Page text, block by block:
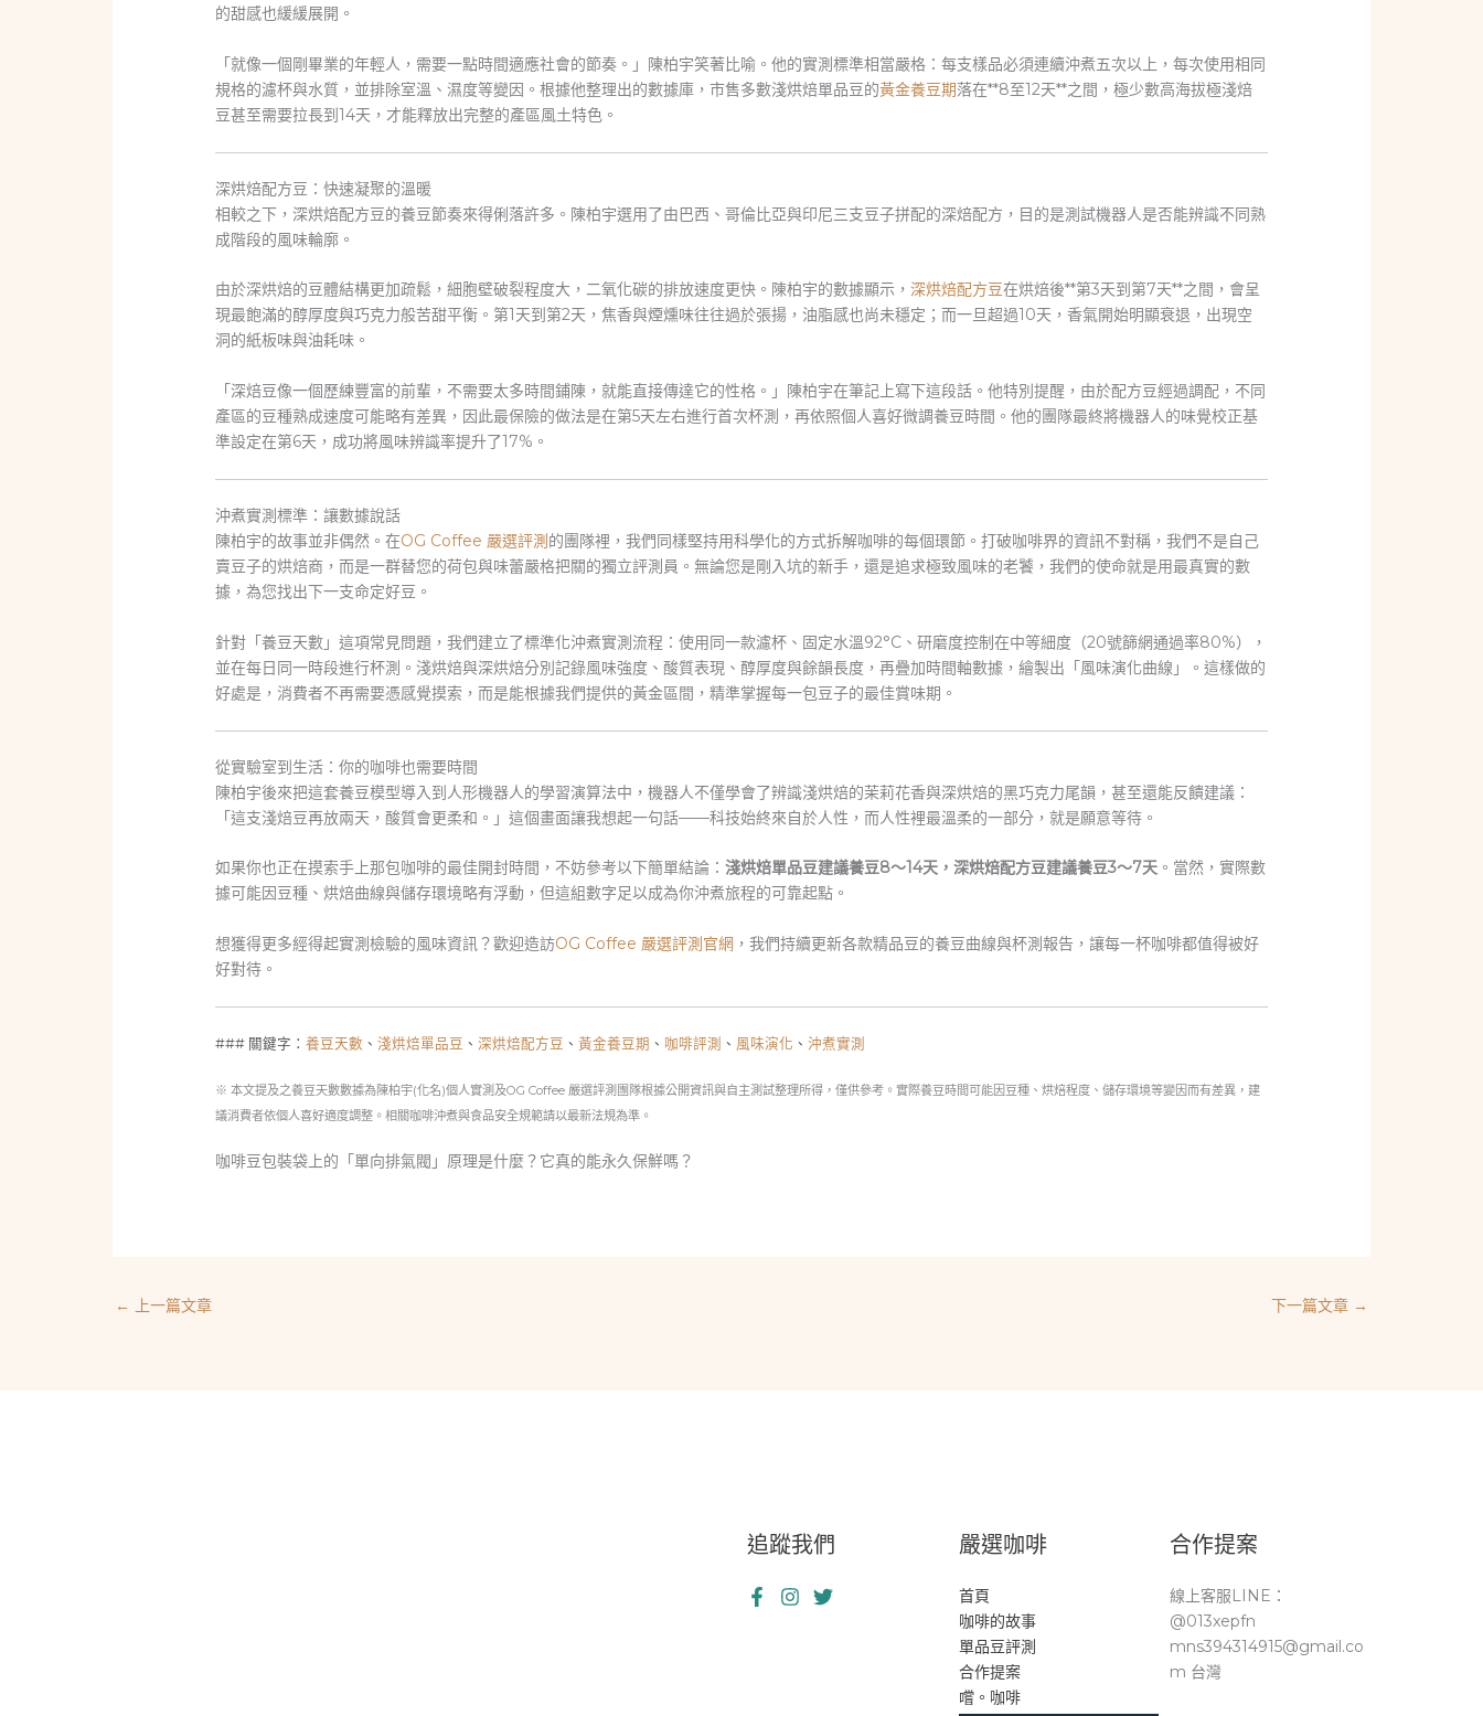
的甜感也緩緩展開。
「就像一個剛畢業的年輕人，需要一點時間適應社會的節奏。」陳柏宇笑著比喻。他的實測標準相當嚴格：每支樣品必須連續沖煮五次以上，每次使用相同
規格的濾杯與水質，並排除室溫、濕度等變因。根據他整理出的數據庫，市售多數淺烘焙單品豆的黃金養豆期落在**8至12天**之間，極少數高海拔極淺焙
豆甚至需要拉長到14天，才能釋放出完整的產區風土特色。
深烘焙配方豆：快速凝聚的溫暖
相較之下，深烘焙配方豆的養豆節奏來得俐落許多。陳柏宇選用了由巴西、哥倫比亞與印尼三支豆子拼配的深焙配方，目的是測試機器人是否能辨識不同熟
成階段的風味輪廓。
由於深烘焙的豆體結構更加疏鬆，細胞壁破裂程度大，二氧化碳的排放速度更快。陳柏宇的數據顯示，深烘焙配方豆在烘焙後**第3天到第7天**之間，會呈
現最飽滿的醇厚度與巧克力般苦甜平衡。第1天到第2天，焦香與煙燻味往往過於張揚，油脂感也尚未穩定；而一旦超過10天，香氣開始明顯衰退，出現空
洞的紙板味與油耗味。
「深焙豆像一個歷練豐富的前輩，不需要太多時間鋪陳，就能直接傳達它的性格。」陳柏宇在筆記上寫下這段話。他特別提醒，由於配方豆經過調配，不同
產區的豆種熟成速度可能略有差異，因此最保險的做法是在第5天左右進行首次杯測，再依照個人喜好微調養豆時間。他的團隊最終將機器人的味覺校正基
準設定在第6天，成功將風味辨識率提升了17%。
沖煮實測標準：讓數據說話
陳柏宇的故事並非偶然。在OG Coffee 嚴選評測的團隊裡，我們同樣堅持用科學化的方式拆解咖啡的每個環節。打破咖啡界的資訊不對稱，我們不是自己
賣豆子的烘焙商，而是一群替您的荷包與味蕾嚴格把關的獨立評測員。無論您是剛入坑的新手，還是追求極致風味的老饕，我們的使命就是用最真實的數
據，為您找出下一支命定好豆。
針對「養豆天數」這項常見問題，我們建立了標準化沖煮實測流程：使用同一款濾杯、固定水溫92°C、研磨度控制在中等細度（20號篩網通過率80%），
並在每日同一時段進行杯測。淺烘焙與深烘焙分別記錄風味強度、酸質表現、醇厚度與餘韻長度，再疊加時間軸數據，繪製出「風味演化曲線」。這樣做的
好處是，消費者不再需要憑感覺摸索，而是能根據我們提供的黃金區間，精準掌握每一包豆子的最佳賞味期。
從實驗室到生活：你的咖啡也需要時間
陳柏宇後來把這套養豆模型導入到人形機器人的學習演算法中，機器人不僅學會了辨識淺烘焙的茉莉花香與深烘焙的黑巧克力尾韻，甚至還能反饋建議：
「這支淺焙豆再放兩天，酸質會更柔和。」這個畫面讓我想起一句話——科技始終來自於人性，而人性裡最溫柔的一部分，就是願意等待。
如果你也正在摸索手上那包咖啡的最佳開封時間，不妨參考以下簡單結論：淺烘焙單品豆建議養豆8～14天，深烘焙配方豆建議養豆3～7天 。當然，實際數
據可能因豆種、烘焙曲線與儲存環境略有浮動，但這組數字足以成為你沖煮旅程的可靠起點。
想獲得更多經得起實測檢驗的風味資訊？歡迎造訪OG Coffee 嚴選評測官網 ，我們持續更新各款精品豆的養豆曲線與杯測報告，讓每一杯咖啡都值得被好
好對待。
### 關鍵字：養豆天數 、淺烘焙單品豆 、深烘焙配方豆 、黃金養豆期 、 咖啡評測 、 風味演化 、沖煮實測
※ 本文提及之養豆天數數據為陳柏宇(化名)個人實測及OG Coffee 嚴選評測團隊根據公開資訊與自主測試整理所得，僅供參考。實際養豆時間可能因豆種、烘焙程度、儲存環境等變因而有差異，建
議消費者依個人喜好適度調整。相關咖啡沖煮與食品安全規範請以最新法規為準。
咖啡豆包裝袋上的「單向排氣閥」原理是什麼？它真的能永久保鮮嗎？
← 上一篇文章 下一篇文章 →
追蹤我們 嚴選咖啡
首頁
咖啡的故事
單品豆評測
合作提案
嚐。咖啡
合作提案
線上客服LINE：
@013xepfn
mns394314915@gmail.co
m 台灣